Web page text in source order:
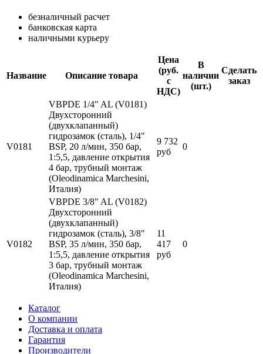
безналичный расчет
банковская карта
наличными курьеру
Название Описание товара
Цена
(руб.
с
НДС)
В
наличии
(шт.)
Сделать
заказ
V0181
VBPDE 1/4" AL (V0181)
Двухсторонний
(двухклапанный)
гидрозамок (сталь), 1/4"
BSP, 20 л/мин, 350 бар,
1:5,5, давление открытия
4 бар, трубный монтаж
(Oleodinamica Marchesini,
Италия)
9 732
руб
0
V0182
VBPDE 3/8" AL (V0182)
Двухсторонний
(двухклапанный)
гидрозамок (сталь), 3/8"
BSP, 35 л/мин, 350 бар,
1:5,5, давление открытия
3 бар, трубный монтаж
(Oleodinamica Marchesini,
Италия)
11
417
руб
0
Каталог
О компании
Доставка и оплата
Гарантия
Производители